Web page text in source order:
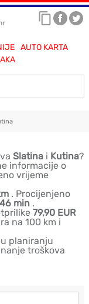
AUTO KARTA
Slatina i Kutina?
informacije o
vrijeme
. Procijenjeno
min .
79,90 EUR
na 100 km i
planiranju
troškova